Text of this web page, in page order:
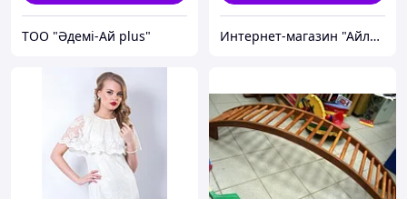
ТОО "Әдемі-Ай plus" Интернет-магазин "Айлан"